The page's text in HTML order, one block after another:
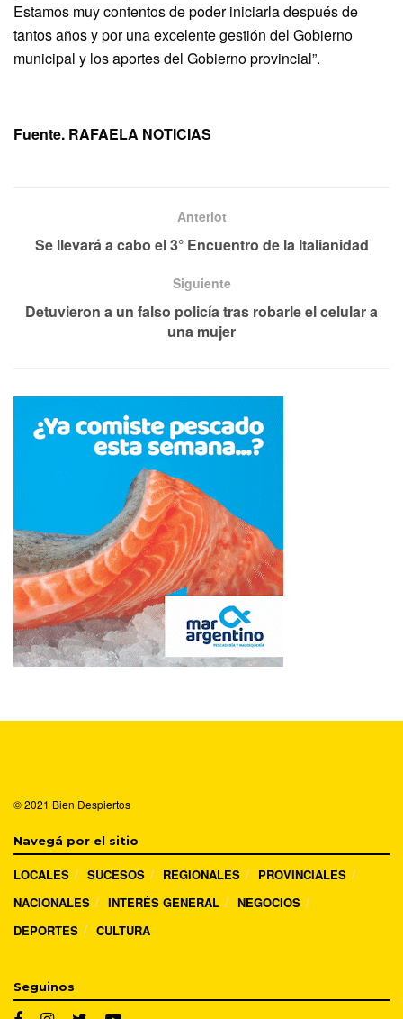
Estamos muy contentos de poder iniciarla después de
tantos años y por una excelente gestión del Gobierno
municipal y los aportes del Gobierno provincial”.
Fuente. RAFAELA NOTICIAS
Anteriot
Se llevará a cabo el 3° Encuentro de la Italianidad
Siguiente
Detuvieron a un falso policía tras robarle el celular a
una mujer
© 2021 Bien Despiertos
Navegá por el sitio
LOCALES SUCESOS REGIONALES
PROVINCIALES
NACIONALES
INTERÉS GENERAL
NEGOCIOS
DEPORTES
CULTURA
Seguinos